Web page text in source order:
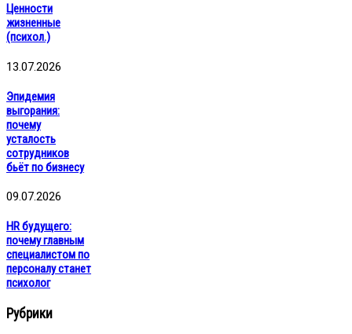
Ценности
жизненные
(психол.)
13.07.2026
Эпидемия
выгорания:
почему
усталость
сотрудников
бьёт по бизнесу
09.07.2026
HR будущего:
почему главным
специалистом по
персоналу станет
психолог
Рубрики